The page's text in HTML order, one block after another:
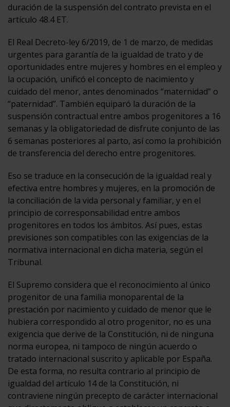
duración de la suspensión del contrato prevista en el
artículo 48.4 ET.
El Real Decreto-ley 6/2019, de 1 de marzo, de medidas
urgentes para garantía de la igualdad de trato y de
oportunidades entre mujeres y hombres en el empleo y
la ocupación, unificó el concepto de nacimiento y
cuidado del menor, antes denominados “maternidad” o
“paternidad”. También equiparó la duración de la
suspensión contractual entre ambos progenitores a 16
semanas y la obligatoriedad de disfrute conjunto de las
6 semanas posteriores al parto, así como la prohibición
de transferencia del derecho entre progenitores.
Eso se traduce en la consecución de la igualdad real y
efectiva entre hombres y mujeres, en la promoción de
la conciliación de la vida personal y familiar, y en el
principio de corresponsabilidad entre ambos
progenitores en todos los ámbitos. Así pues, estas
previsiones son compatibles con las exigencias de la
normativa internacional en dicha materia, según el
Tribunal.
El Supremo considera que el reconocimiento al único
progenitor de una familia monoparental de la
prestación por nacimiento y cuidado de menor que le
hubiera correspondido al otro progenitor, no es una
exigencia que derive de la Constitución, ni de ninguna
norma europea, ni tampoco de ningún acuerdo o
tratado internacional suscrito y aplicable por España.
De esta forma, no resulta contrario al principio de
igualdad del artículo 14 de la Constitución, ni
contraviene ningún precepto de carácter internacional